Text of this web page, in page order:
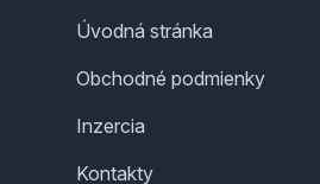
Úvodná stránka
Obchodné podmienky
Inzercia
Kontakty